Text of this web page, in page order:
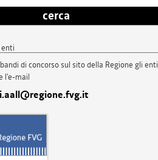
cerca
enti
di concorso sul sito della Regione gli enti
l'e-mail